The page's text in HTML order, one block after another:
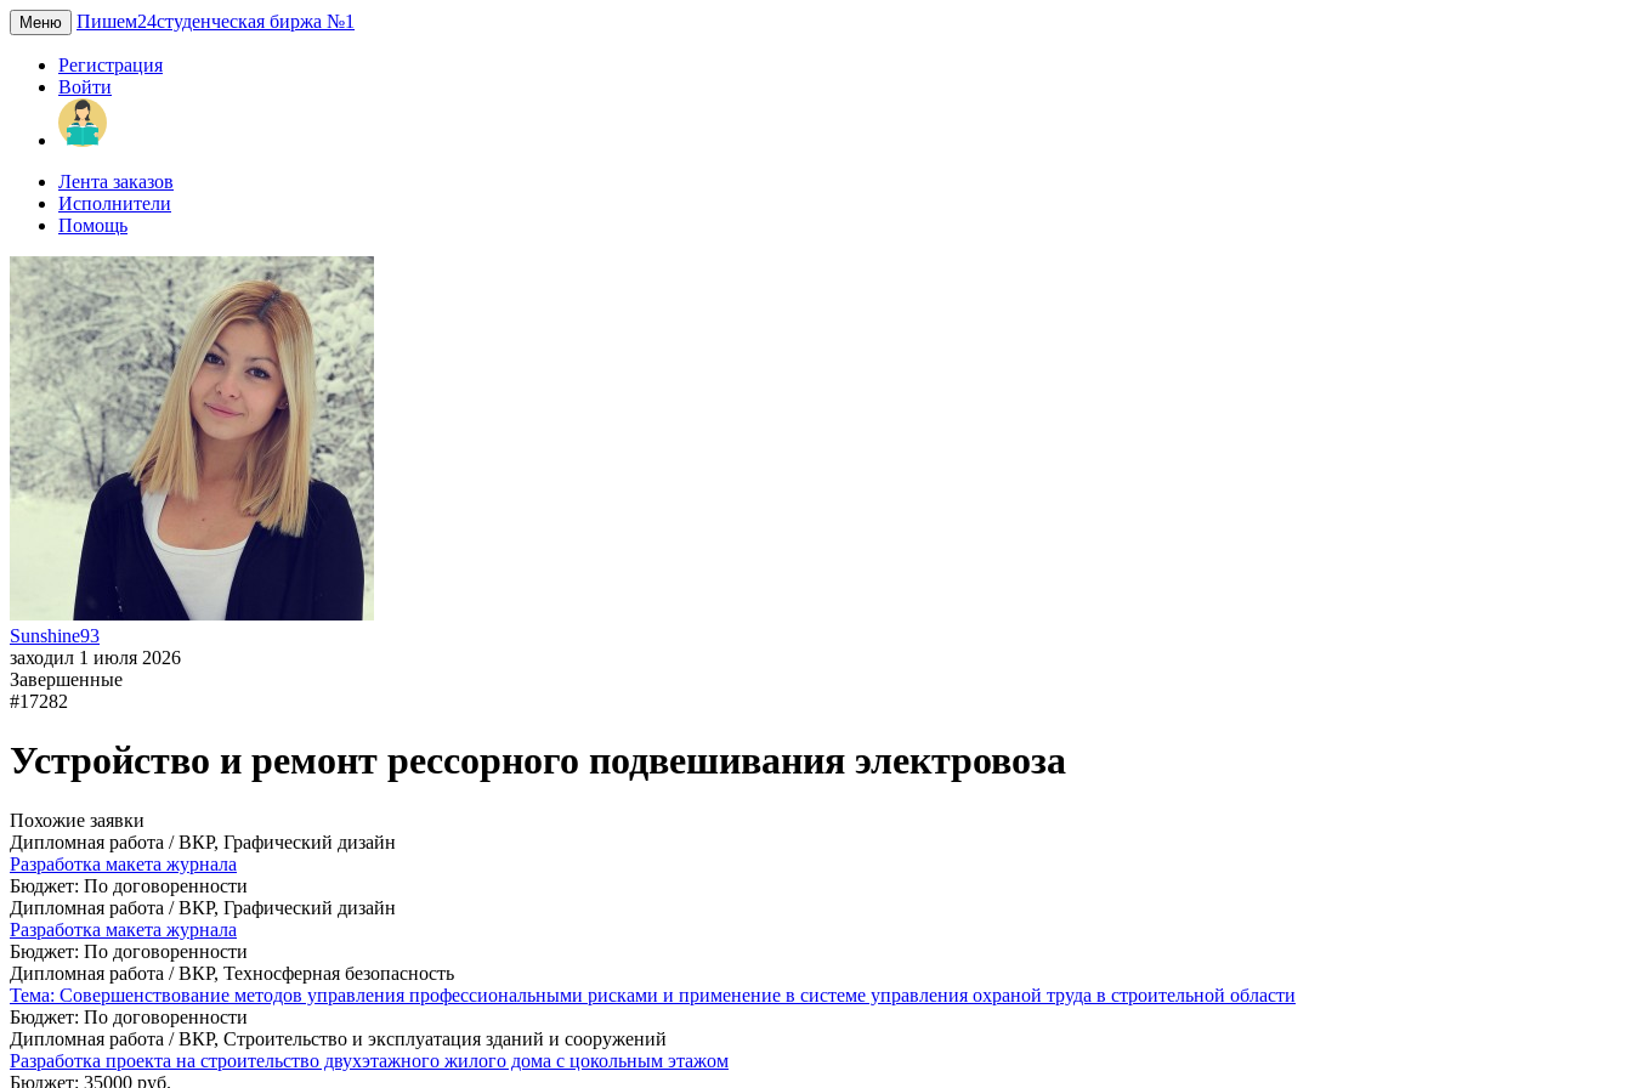
Меню Пишем24студенческая биржа №1
Регистрация
Войти
Лента заказов
Исполнители
Помощь
Sunshine93
заходил 1 июля 2026
Завершенные
#17282
Устройство и ремонт рессорного подвешивания электровоза
Похожие заявки
Дипломная работа / ВКР, Графический дизайн
Разработка макета журнала
Бюджет: По договоренности
Дипломная работа / ВКР, Графический дизайн
Разработка макета журнала
Бюджет: По договоренности
Дипломная работа / ВКР, Техносферная безопасность
Тема: Совершенствование методов управления профессиональными рисками и применение в системе управления охраной труда в строительной области
Бюджет: По договоренности
Дипломная работа / ВКР, Строительство и эксплуатация зданий и сооружений
Разработка проекта на строительство двухэтажного жилого дома с цокольным этажом
Бюджет: 35000 руб.